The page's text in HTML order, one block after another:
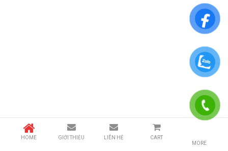
HOME GIỚI THIỆU LIÊN HỆ
CART
MORE